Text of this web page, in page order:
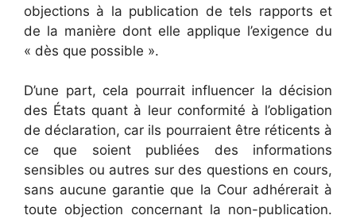
objections à la publication de tels rapports et
de la manière dont elle applique l’exigence du
« dès que possible ».
D’une part, cela pourrait influencer la décision
des États quant à leur conformité à l’obligation
de déclaration, car ils pourraient être réticents à
ce que soient publiées des informations
sensibles ou autres sur des questions en cours,
sans aucune garantie que la Cour adhérerait à
toute objection concernant la non-publication.